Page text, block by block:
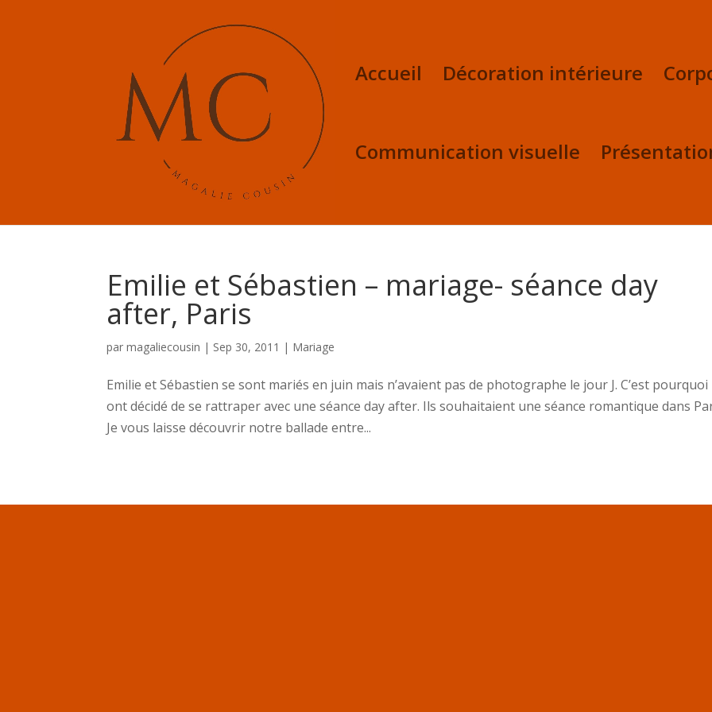
Accueil Décoration intérieure
Communication visuelle
Emilie et Sébastien – mariage- séance day
after, Paris
parmagaliecousin | Sep 30, 2011 | Mariage
Emilie et Sébastien se sont mariés en juin mais n’avaient pas de photographe le jour J. C’est pourquoi
ont décidé de se rattraper avec une séance day after. Ils souhaitaient une séance romantique dans
Je vous laisse découvrir notre ballade entre...